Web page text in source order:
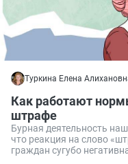
Туркина Елена
Как работают
штрафе
Бурная деятельность
что реакция на слово
граждан сугубо